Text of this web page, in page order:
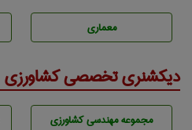
معماری
دیکشنری تخصصی کشاورزی
مجموعه مهندسی كشاورزی